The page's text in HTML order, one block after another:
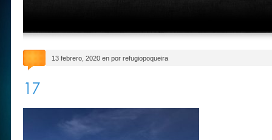
13 febrero, 2020 en por refugiopoqueira